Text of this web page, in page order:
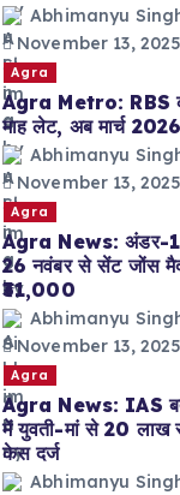
Abhimanyu
November 13, 2025
Agra
Agra Metro: RBS
माह लेट, अब मार्च
Abhimanyu
November 13, 2025
Agra
Agra News: अंडर-19
26 नवंबर से सेंट जोंस
₹31,000
Abhimanyu
November 13, 2025
Agra
Agra News: IAS
में युवती-मां से 20 लाख
केस दर्ज
Abhimanyu